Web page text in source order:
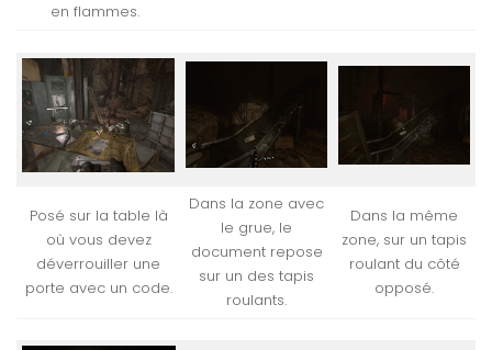
en flammes.
Posé sur la table là
où vous devez
déverrouiller une
porte avec un code.
Dans la zone avec
le grue, le
document repose
sur un des tapis
roulants.
Dans la même
zone, sur un tapis
roulant du côté
opposé.